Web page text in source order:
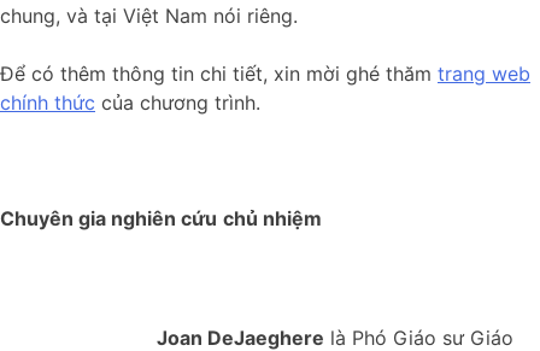
chung, và tại Việt Nam nói riêng.
Để có thêm thông tin chi tiết, xin mời ghé thăm trang web
chính thức của chương trình.
Chuyên gia nghiên cứu chủ nhiệm
Joan DeJaeghere là Phó Giáo sư Giáo